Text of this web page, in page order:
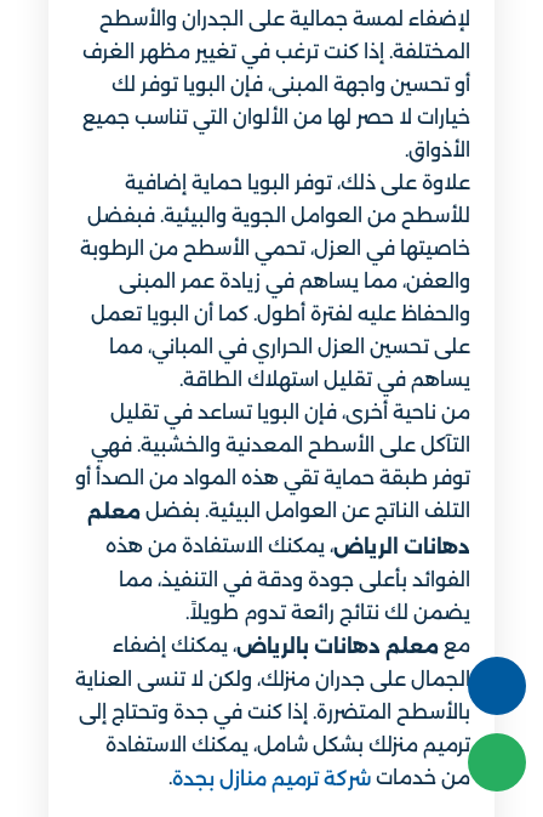
لإضفاء لمسة جمالية على الجدران والأسطح
المختلفة. إذا كنت ترغب في تغيير مظهر الغرف
أو تحسين واجهة المبنى، فإن البويا توفر لك
خيارات لا حصر لها من الألوان التي تناسب جميع
الأذواق.
علاوة على ذلك، توفر البويا حماية إضافية
للأسطح من العوامل الجوية والبيئية. فبفضل
خاصيتها في العزل، تحمي الأسطح من الرطوبة
والعفن، مما يساهم في زيادة عمر المبنى
والحفاظ عليه لفترة أطول. كما أن البويا تعمل
على تحسين العزل الحراري في المباني، مما
يساهم في تقليل استهلاك الطاقة.
من ناحية أخرى، فإن البويا تساعد في تقليل
التآكل على الأسطح المعدنية والخشبية. فهي
توفر طبقة حماية تقي هذه المواد من الصدأ أو
التلف الناتج عن العوامل البيئية. بفضل معلم
دهانات الرياض، يمكنك الاستفادة من هذه
الفوائد بأعلى جودة ودقة في التنفيذ، مما
يضمن لك نتائج رائعة تدوم طويلاً.
مع معلم دهانات بالرياض، يمكنك إضفاء
الجمال على جدران منزلك، ولكن لا تنسى العناية
بالأسطح المتضررة. إذا كنت في جدة وتحتاج إلى
ترميم منزلك بشكل شامل، يمكنك الاستفادة
من خدمات شركة ترميم منازل بجدة.